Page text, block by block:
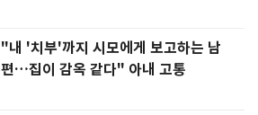
"내 '치부'까지 시모에게 보고하는 남
편…집이 감옥 같다" 아내 고통